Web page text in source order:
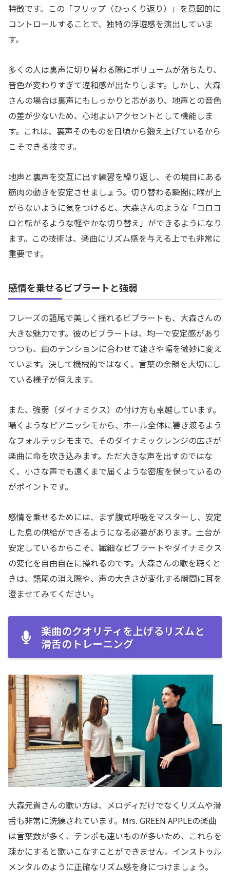
特徴です。この「フリップ（ひっくり返り）」を意図的に
コントロールすることで、独特の浮遊感を演出していま
す。
多くの人は裏声に切り替わる際にボリュームが落ちたり、
音色が変わりすぎて違和感が出たりします。しかし、大森
さんの場合は裏声にもしっかりと芯があり、地声との音色
の差が少ないため、心地よいアクセントとして機能しま
す。これは、裏声そのものを日頃から鍛え上げているから
こそできる技です。
地声と裏声を交互に出す練習を繰り返し、その境目にある
筋肉の動きを安定させましょう。切り替わる瞬間に喉が上
がらないように気をつけると、大森さんのような「コロコ
ロと転がるような軽やかな切り替え」ができるようになり
ます。この技術は、楽曲にリズム感を与える上でも非常に
重要です。
感情を乗せるビブラートと強弱
フレーズの語尾で美しく揺れるビブラートも、大森さんの
大きな魅力です。彼のビブラートは、均一で安定感があり
つつも、曲のテンションに合わせて速さや幅を微妙に変え
ています。決して機械的ではなく、言葉の余韻を大切にし
ている様子が伺えます。
また、強弱（ダイナミクス）の付け方も卓越しています。
囁くようなピアニッシモから、ホール全体に響き渡るよう
なフォルテッシモまで、そのダイナミックレンジの広さが
楽曲に命を吹き込みます。ただ大きな声を出すのではな
く、小さな声でも遠くまで届くような密度を保っているの
がポイントです。
感情を乗せるためには、まず腹式呼吸をマスターし、安定
した息の供給ができるようになる必要があります。土台が
安定しているからこそ、繊細なビブラートやダイナミクス
の変化を自由自在に操れるのです。大森さんの歌を聴くと
きは、語尾の消え際や、声の大きさが変化する瞬間に耳を
澄ませてみてください。
楽曲のクオリティを上げるリズムと
滑舌のトレーニング
大森元貴さんの歌い方は、メロディだけでなくリズムや滑
舌も非常に洗練されています。Mrs. GREEN APPLEの楽曲
は言葉数が多く、テンポも速いものが多いため、これらを
疎かにすると歌いこなすことができません。インストゥル
メンタルのように正確なリズム感を身につけましょう。